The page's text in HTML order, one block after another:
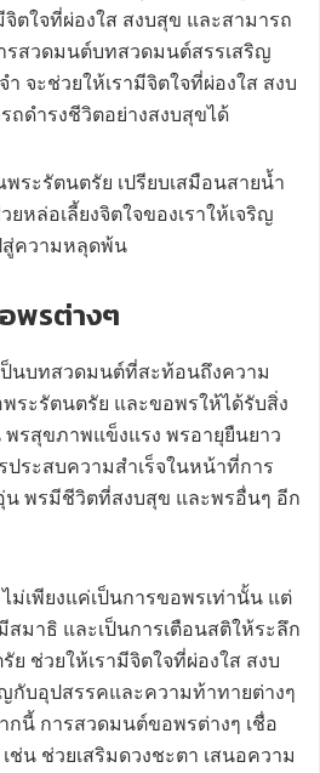
ตใจที่ผ่องใส สงบสุข และสามารถ
รสวดมนต์บทสวดมนต์สรรเสริญ
จะช่วยให้เรามีจิตใจที่ผ่องใส สงบ
ดำรงชีวิตอย่างสงบสุขได้
ะรัตนตรัย เปรียบเสมือนสายน้ำ
หล่อเลี้ยงจิตใจของเราให้เจริญ
สู่ความหลุดพ้น
พรต่างๆ
นบทสวดมนต์ที่สะท้อนถึงความ
ระรัตนตรัย และขอพรให้ได้รับสิ่ง
พรสุขภาพแข็งแรง พรอายุยืนยาว
ระสบความสำเร็จในหน้าที่การ
พรมีชีวิตที่สงบสุข และพรอื่นๆ อีก
ม่เพียงแค่เป็นการขอพรเท่านั้น แต่
สมาธิ และเป็นการเตือนสติให้ระลึก
ช่วยให้เรามีจิตใจที่ผ่องใส สงบ
กับอุปสรรคและความท้าทายต่างๆ
กนี้ การสวดมนต์ขอพรต่างๆ เชื่อ
ช่น ช่วยเสริมดวงชะตา เสนอความ